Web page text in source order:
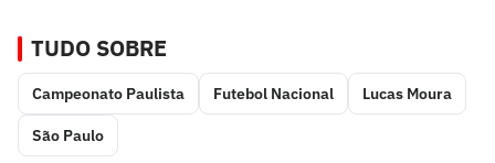
TUDO SOBRE
Campeonato Paulista Futebol Nacional Lucas Moura
São Paulo